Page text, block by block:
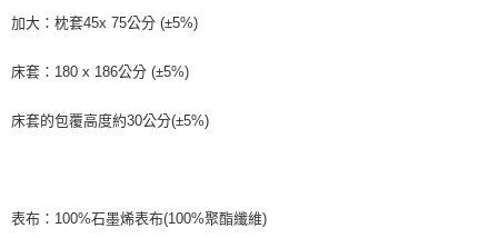
加大：枕套45x 75公分 (±5%)
床套：180 x 186公分 (±5%)
床套的包覆高度約30公分(±5%)
表布：100%石墨烯表布(100%聚酯纖維)